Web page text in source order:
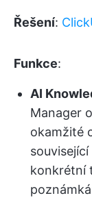
Řešení:
Funkce:
AI
Manager
okamžité
konkrétní